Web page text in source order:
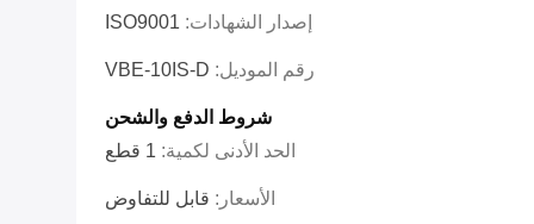
إصدار الشهادات: ISO9001
رقم الموديل: VBE-10IS-D
شروط الدفع والشحن
الحد الأدنى لكمية: 1 قطع
الأسعار: قابل للتفاوض